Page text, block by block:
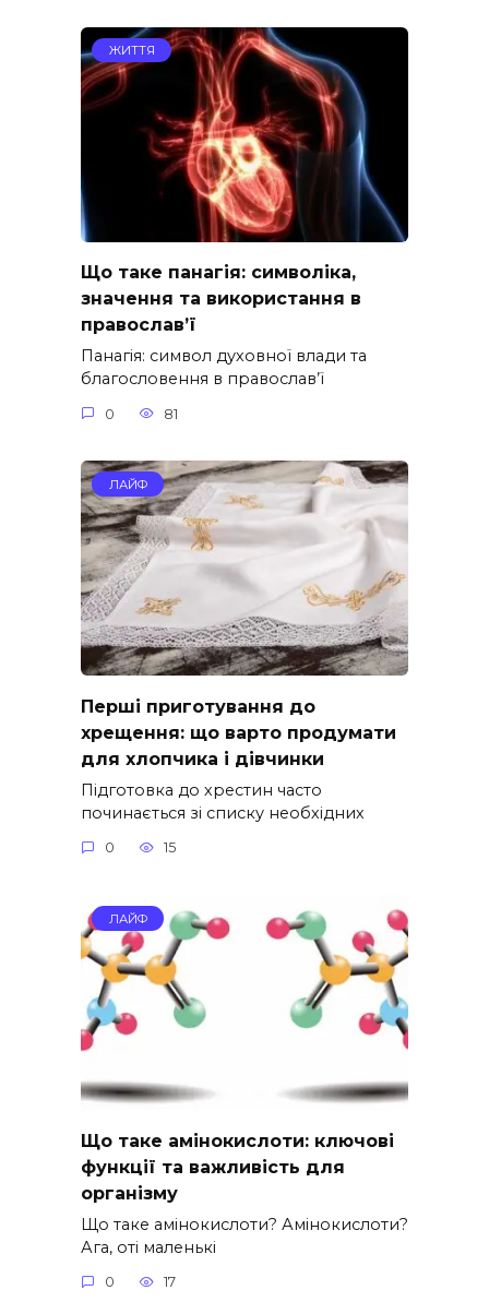
ЖИТТЯ
Що таке панагія: символіка,
значення та використання в
православ’ї
Панагія: символ духовної влади та
благословення в православ’ї
0 81
ЛАЙФ
Перші приготування до
хрещення: що варто продумати
для хлопчика і дівчинки
Підготовка до хрестин часто
починається зі списку необхідних
0 15
ЛАЙФ
Що таке амінокислоти: ключові
функції та важливість для
організму
Що таке амінокислоти? Амінокислоти?
Ага, оті маленькі
0 17